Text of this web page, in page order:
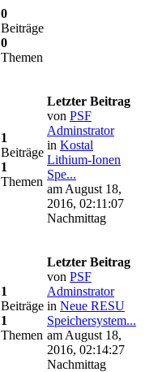
0
Beiträge
0
Themen
1
Beiträge
1
Themen
Letzter Beitrag
von PSF
Adminstrator
in Kostal
Lithium-Ionen
Spe...
am August 18,
2016, 02:11:07
Nachmittag
1
Beiträge
1
Themen
Letzter Beitrag
von PSF
Adminstrator
in Neue RESU
Speichersystem...
am August 18,
2016, 02:14:27
Nachmittag